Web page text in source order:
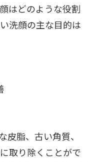
はどのような役割
洗顔の主な目的は
皮脂、古い角質、
取り除くことがで